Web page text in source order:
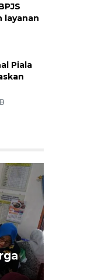
layanan
Piala